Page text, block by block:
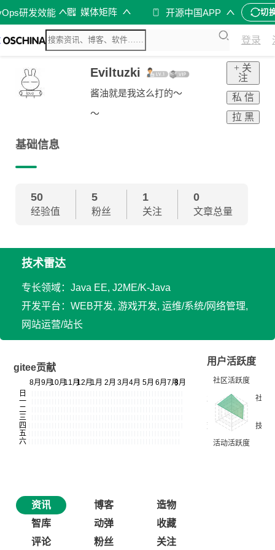
研发效能 媒体矩阵 开源中国APP 切
登录
Eviltuzki
酱油就是我这么打的～
～
+ 关
注
私 信
拉 黑
基础信息
50
经验值
5
粉丝
1
关注
0
文章总量
技术雷达
专长领域：Java EE, J2ME/K-Java
开发平台：WEB开发, 游戏开发, 运维/系统/网络管理,
网站运营/站长
gitee贡献
用户活跃度
资讯 博客
造物
智库
动弹
收藏
评论
粉丝 关注